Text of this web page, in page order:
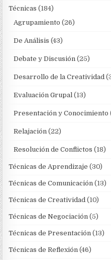
Técnicas (184)
Agrupamiento (26)
De Análisis (43)
Debate y Discusión (25)
Desarrollo de la Creatividad
Evaluación Grupal (13)
Presentación y Conocimiento
Relajación (22)
Resolución de Conflictos (18)
Técnicas de Aprendizaje (30)
Técnicas de Comunicación (13)
Técnicas de Creatividad (10)
Técnicas de Negociación (5)
Técnicas de Presentación (13)
Técnicas de Reflexión (46)